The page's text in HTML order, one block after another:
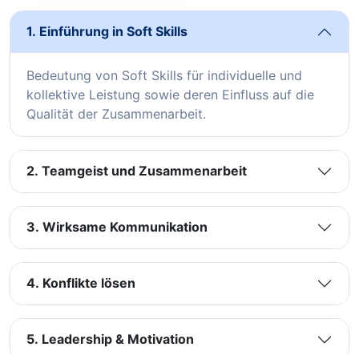
1. Einführung in Soft Skills
Bedeutung von Soft Skills für individuelle und
kollektive Leistung sowie deren Einfluss auf die
Qualität der Zusammenarbeit.
2. Teamgeist und Zusammenarbeit
3. Wirksame Kommunikation
4. Konflikte lösen
5. Leadership & Motivation